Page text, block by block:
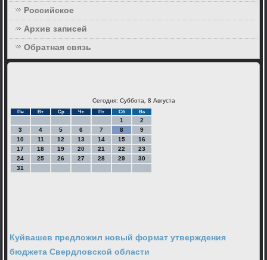
Российское
Архив записей
Обратная связь
Сегодня: Суббота, 8 Августа
Пн Вт Ср Чт Пт Сб Вс
1
2
3
4 5 6 7 8
9
10
11 12 13 14 15
16
17
18 19 20 21 22
23
24
25 26 27 28 29
30
31
Куйвашев предложил новый формат утверждения
бюджета Свердловской области